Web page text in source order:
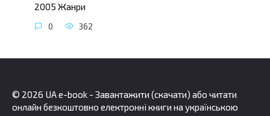
2005 Жанри
0 362
© 2026 UA e-book - Завантажити (скачати) або читати
онлайн безкоштовно електронні книги на українською